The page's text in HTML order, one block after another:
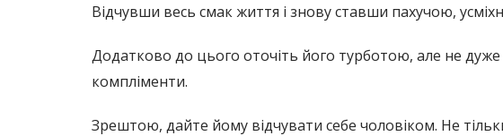
Відчувши весь смак життя і знову ставши пахучою,
Додатково до цього оточіть його турботою, але не
компліменти.
Зрештою, дайте йому відчувати себе чоловіком. Не